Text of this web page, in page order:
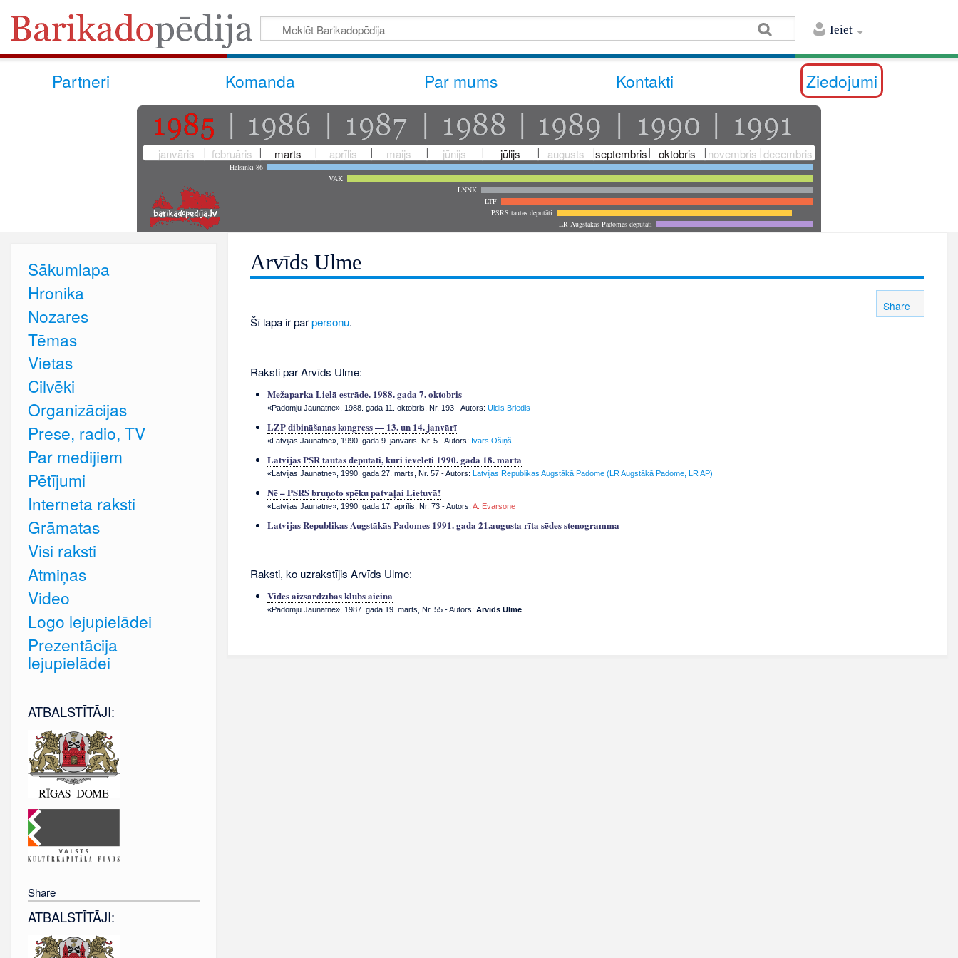
Ieiet
Partneri Komanda Par mums Kontakti Ziedojumi
janvāris februāris marts aprīlis maijs jūnijs jūlijs augusts septembris oktobris novembris decembris
Helsinki-86
VAK
LNNK
LTF
PSRS tautas deputāti
LR Augstākās Padomes deputāti
Arvīds Ulme
Share
Šī lapa ir parpersonu.
Raksti par Arvīds Ulme:
Mežaparka Lielā estrāde. 1988. gada 7. oktobris
«Padomju Jaunatne», 1988. gada 11. oktobris, Nr. 193- Autors: Uldis Briedis
LZP dibināšanas kongress — 13. un 14. janvārī
«Latvijas Jaunatne», 1990. gada 9. janvāris, Nr. 5- Autors: Ivars Ošiņš
Latvijas PSR tautas deputāti, kuri ievēlēti 1990. gada 18. martā
«Latvijas Jaunatne», 1990. gada 27. marts, Nr. 57- Autors: Latvijas Republikas Augstākā Padome (LR Augstākā Padome, LR AP)
Nē – PSRS bruņoto spēku patvaļai Lietuvā!
«Latvijas Jaunatne», 1990. gada 17. aprīlis, Nr. 73- Autors: A. Evarsone
Latvijas Republikas Augstākās Padomes 1991. gada 21.augusta rīta sēdes stenogramma
Raksti, ko uzrakstījis Arvīds Ulme:
Vides aizsardzības klubs aicina
«Padomju Jaunatne», 1987. gada 19. marts, Nr. 55- Autors: Arvīds Ulme
Sākumlapa
Hronika
Nozares
Tēmas
Vietas
Cilvēki
Organizācijas
Prese, radio, TV
Par medijiem
Pētījumi
Interneta raksti
Grāmatas
Visi raksti
Atmiņas
Video
Logo lejupielādei
Prezentācija
lejupielādei
ATBALSTĪTĀJI:
Share
ATBALSTĪTĀJI: